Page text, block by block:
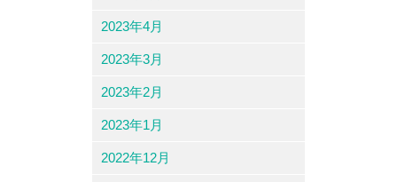
2023年4月
2023年3月
2023年2月
2023年1月
2022年12月